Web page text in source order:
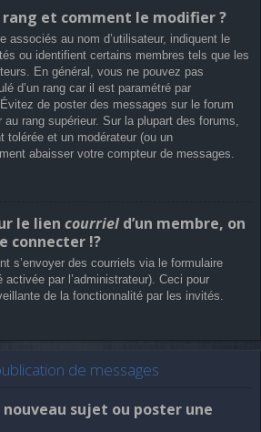
rang et comment le modifier ?
associés au nom d’utilisateur, indiquent le
ou identifient certains membres tels que les
En général, vous ne pouvez pas
d’un rang car il est paramétré par
Évitez de poster des messages sur le forum
rang supérieur. Sur la plupart des forums,
tolérée et un modérateur (ou un
abaisser votre compteur de messages.
le lien courriel d’un membre, on
connecter !?
s’envoyer des courriels via le formulaire
par l’administrateur). Ceci pour
de la fonctionnalité par les invités.
de messages
sujet ou poster une